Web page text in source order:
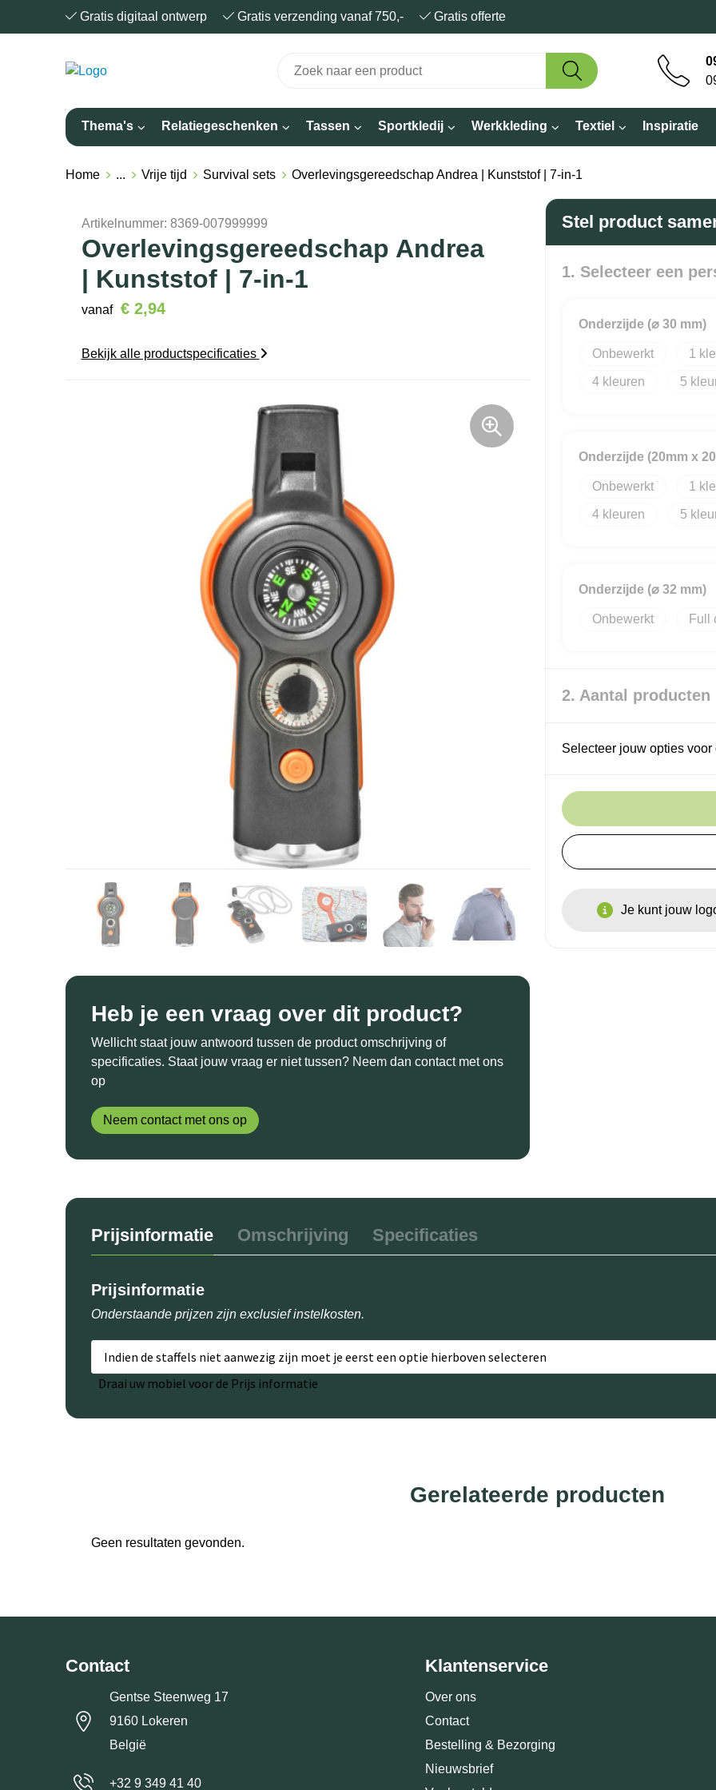
Gratis digitaal ontwerp Gratis verzending vanaf 750,- Gratis offerte
Thema's Relatiegeschenken Tassen Sportkledij Werkkleding Textiel Inspiratie
Home ... Vrije tijd Survival sets Overlevingsgereedschap Andrea | Kunststof | 7-in-1
Artikelnummer: 8369-007999999
Overlevingsgereedschap Andrea
| Kunststof | 7-in-1
vanaf € 2,94
Bekijk alle productspecificaties
Heb je een vraag over dit product?
Wellicht staat jouw antwoord tussen de product omschrijving of
specificaties. Staat jouw vraag er niet tussen? Neem dan contact met ons
op
Neem contact met ons op
Stel product
1. Selecteer een
Onderzijde (⌀ 30 mm)
Onbewerkt 1
4 5
Onderzijde (20mm x
Onbewerkt 1
4 5
Onderzijde (⌀ 32 mm)
Onbewerkt Full
2. Aantal producten
Selecteer jouw opties
Je kunt jouw
Prijsinformatie Omschrijving Specificaties
Prijsinformatie
Onderstaande prijzen zijn exclusief instelkosten.
Indien de staffels niet aanwezig zijn moet je eerst een optie hierboven selecteren
Draai uw mobiel voor de Prijs informatie
Gerelateerde producten
Geen resultaten gevonden.
Contact
Gentse Steenweg 17
9160 Lokeren
België
+32 9 349 41 40
Klantenservice
Over ons
Contact
Bestelling & Bezorging
Nieuwsbrief